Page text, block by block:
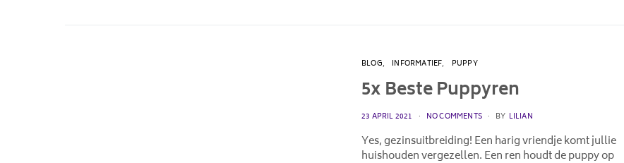
BLOG INFORMATIEF PUPPY
5x Beste Puppyren
POSTED
23 APRIL 2021 NO COMMENTS BY LILIAN
Yes, gezinsuitbreiding! Een harig vriendje komt jullie
huishouden vergezellen. Een ren houdt de puppy op